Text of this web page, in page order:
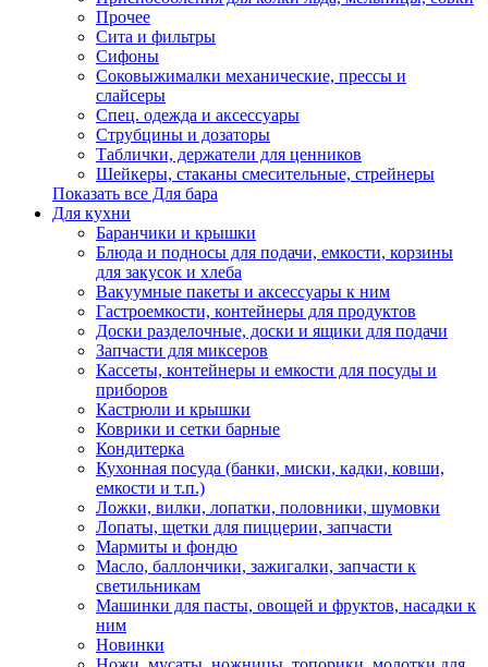
Прочее
Сита и фильтры
Сифоны
Соковыжималки механические, прессы и
слайсеры
Спец. одежда и аксессуары
Струбцины и дозаторы
Таблички, держатели для ценников
Шейкеры, стаканы смесительные, стрейнеры
Показать все Для бара
Для кухни
Баранчики и крышки
Блюда и подносы для подачи, емкости, корзины
для закусок и хлеба
Вакуумные пакеты и аксессуары к ним
Гастроемкости, контейнеры для продуктов
Доски разделочные, доски и ящики для подачи
Запчасти для миксеров
Кассеты, контейнеры и емкости для посуды и
приборов
Кастрюли и крышки
Коврики и сетки барные
Кондитерка
Кухонная посуда (банки, миски, кадки, ковши,
емкости и т.п.)
Ложки, вилки, лопатки, половники, шумовки
Лопаты, щетки для пиццерии, запчасти
Мармиты и фондю
Масло, баллончики, зажигалки, запчасти к
светильникам
Машинки для пасты, овощей и фруктов, насадки к
ним
Новинки